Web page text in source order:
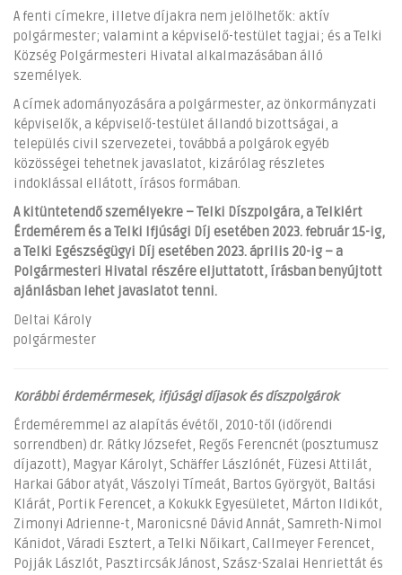
A fenti címekre, illetve díjakra nem jelölhetők: aktív
polgármester; valamint a képviselő-testület tagjai; és a Telki
Község Polgármesteri Hivatal alkalmazásában álló
személyek.
A címek adományozására a polgármester, az önkormányzati
képviselők, a képviselő-testület állandó bizottságai, a
település civil szervezetei, továbbá a polgárok egyéb
közösségei tehetnek javaslatot, kizárólag részletes
indoklással ellátott, írásos formában.
A kitüntetendő személyekre –Telki Díszpolgára, a Telkiért
Érdemérem és a Telki Ifjúsági Díj esetében 2023. február 15-ig,
aTelki Egészségügyi Díj esetében 2023. április 20-ig – a
Polgármesteri Hivatal részére eljuttatott, írásban benyújtott
ajánlásban lehet javaslatot tenni.
Deltai Károly
polgármester
Korábbi érdemérmesek, ifjúsági díjasok és díszpolgárok
Érdeméremmel az alapítás évétől, 2010-től (időrendi
sorrendben) dr. Rátky Józsefet, Regős Ferencnét (posztumusz
díjazott), Magyar Károlyt, Schäffer Lászlónét, Füzesi Attilát,
Harkai Gábor atyát, Vászolyi Tímeát, Bartos Györgyöt, Baltási
Klárát, Portik Ferencet, a Kokukk Egyesületet, Márton Ildikót,
Zimonyi Adrienne-t, Maronicsné Dávid Annát, Samreth-Nimol
Kánidot, Váradi Esztert, a Telki Nőikart, Callmeyer Ferencet,
Pojják Lászlót, Pasztircsák Jánost, Szász-Szalai Henriettát és